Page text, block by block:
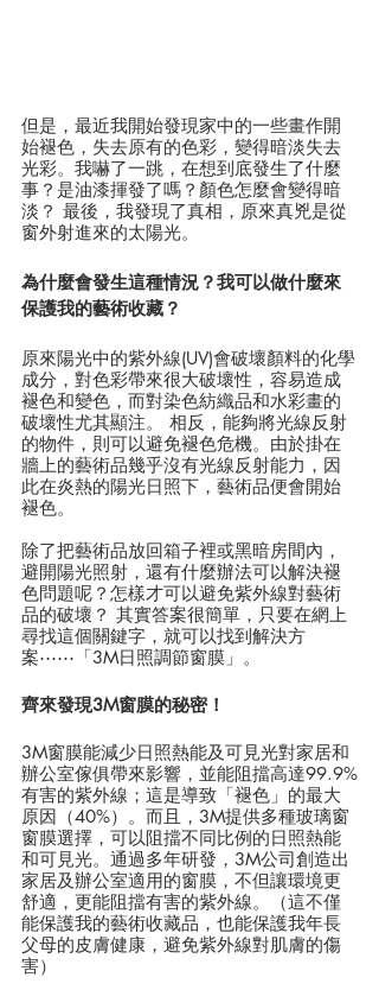
但是，最近我開始發現家中的一些畫作開
始褪色，失去原有的色彩，變得暗淡失去
光彩。我嚇了一跳，在想到底發生了什麼
事？是油漆揮發了嗎？顏色怎麼會變得暗
淡？ 最後，我發現了真相，原來真兇是從
窗外射進來的太陽光。
為什麼會發生這種情況？我可以做什麼來
保護我的藝術收藏？
原來陽光中的紫外線(UV)會破壞顏料的化學
成分，對色彩帶來很大破壞性，容易造成
褪色和變色，而對染色紡織品和水彩畫的
破壞性尤其顯注。 相反，能夠將光線反射
的物件，則可以避免褪色危機。由於掛在
牆上的藝術品幾乎沒有光線反射能力，因
此在炎熱的陽光日照下，藝術品便會開始
褪色。
除了把藝術品放回箱子裡或黑暗房間內，
避開陽光照射，還有什麼辦法可以解決褪
色問題呢？怎樣才可以避免紫外線對藝術
品的破壞？ 其實答案很簡單，只要在網上
尋找這個關鍵字，就可以找到解決方
案⋯⋯「3M日照調節窗膜」。
齊來發現3M窗膜的秘密！
3M窗膜能減少日照熱能及可見光對家居和
辦公室傢俱帶來影響，並能阻擋高達99.9%
有害的紫外線；這是導致「褪色」的最大
原因（40%）。而且，3M提供多種玻璃窗
窗膜選擇，可以阻擋不同比例的日照熱能
和可見光。通過多年研發，3M公司創造出
家居及辦公室適用的窗膜，不但讓環境更
舒適，更能阻擋有害的紫外線。（這不僅
能保護我的藝術收藏品，也能保護我年長
父母的皮膚健康，避免紫外線對肌膚的傷
害）